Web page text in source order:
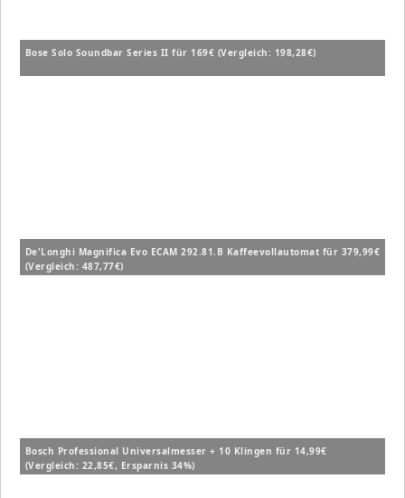
Bose Solo Soundbar Series II für 169€ (Vergleich: 198,28€)
De'Longhi Magnifica Evo ECAM 292.81.B Kaffeevollautomat für 379,99€
(Vergleich: 487,77€)
Bosch Professional Universalmesser + 10 Klingen für 14,99€
(Vergleich: 22,85€, Ersparnis 34%)